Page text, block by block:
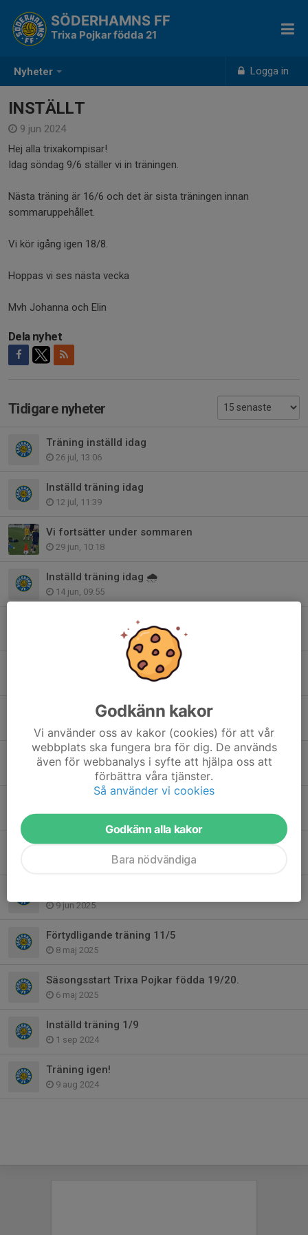
Nyheter Logga in
SÖDERHAMNS FF
Trixa Pojkar födda 21
INSTÄLLT
9 jun 2024
Hej alla trixakompisar!
Idag söndag 9/6 ställer vi in träningen.
Nästa träning är 16/6 och det är sista träningen innan
sommaruppehållet.
Vi kör igång igen 18/8.
Hoppas vi ses nästa vecka
Mvh Johanna och Elin
Dela nyhet
Tidigare nyheter
Träning inställd idag
26 jul, 13:06
Inställd träning idag
12 jul, 11:39
Vi fortsätter under sommaren
29 jun, 10:18
Inställd träning idag 🌧️
14 jun, 09:55
Nu är alla platser fyllda
Nu kör vi igång Trixa 2021
Tack för en rolig säsong!
Ny tid på söndag, kl 17-18
15 aug 2025
12 aug 2025
Inställd träning 15/6
9 jun 2025
Förtydligande träning 11/5
8 maj 2025
Säsongsstart Trixa Pojkar födda 19/20.
6 maj 2025
Inställd träning 1/9
1 sep 2024
Träning igen!
9 aug 2024
Godkänn kakor
Vi använder oss av kakor (cookies) för att vår
webbplats ska fungera bra för dig. De används
även för webbanalys i syfte att hjälpa oss att
förbättra våra tjänster.
Så använder vi cookies
Godkänn alla kakor
Bara nödvändiga